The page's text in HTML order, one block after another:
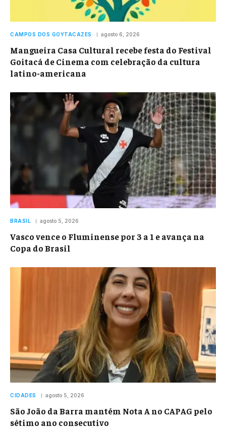
CAMPOS DOS GOYTACAZES agosto 6, 2026
Mangueira Casa Cultural recebe festa do Festival
Goitacá de Cinema com celebração da cultura
latino-americana
BRASIL agosto 5, 2026
Vasco vence o Fluminense por 3 a 1 e avança na
Copa do Brasil
CIDADES agosto 5, 2026
São João da Barra mantém Nota A no CAPAG pelo
sétimo ano consecutivo